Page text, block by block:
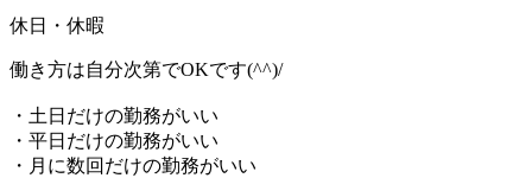
休日・休暇
働き方は自分次第でOKです(^^)/
・土日だけの勤務がいい
・平日だけの勤務がいい
・月に数回だけの勤務がいい